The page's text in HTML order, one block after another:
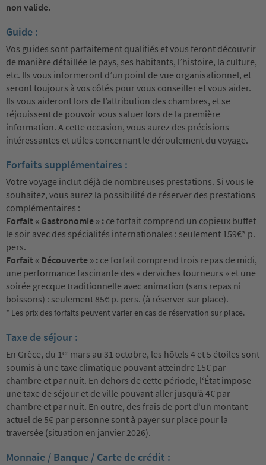
non valide.
Guide :
Vos guides sont parfaitement qualifiés et vous feront découvrir
de manière détaillée le pays, ses habitants, l’histoire, la culture,
etc. Ils vous informeront d’un point de vue organisationnel, et
seront toujours à vos côtés pour vous conseiller et vous aider.
Ils vous aideront lors de l’attribution des chambres, et se
réjouissent de pouvoir vous saluer lors de la première
information. A cette occasion, vous aurez des précisions
intéressantes et utiles concernant le déroulement du voyage.
Forfaits supplémentaires :
Votre voyage inclut déjà de nombreuses prestations. Si vous le
souhaitez, vous aurez la possibilité de réserver des prestations
complémentaires :
Forfait « Gastronomie » : ce forfait comprend un copieux buffet
le soir avec des spécialités internationales : seulement 159€* p.
pers.
Forfait « Découverte » : ce forfait comprend trois repas de midi,
une performance fascinante des « derviches tourneurs » et une
soirée grecque traditionnelle avec animation (sans repas ni
boissons) : seulement 85€ p. pers. (à réserver sur place).
* Les prix des forfaits peuvent varier en cas de réservation sur place.
Taxe de séjour :
En Grèce, du 1ᵉʳ mars au 31 octobre, les hôtels 4 et 5 étoiles sont
soumis à une taxe climatique pouvant atteindre 15€ par
chambre et par nuit. En dehors de cette période, l‘État impose
une taxe de séjour et de ville pouvant aller jusqu‘à 4€ par
chambre et par nuit. En outre, des frais de port d‘un montant
actuel de 5€ par personne sont à payer sur place pour la
traversée (situation en janvier 2026).
Monnaie / Banque / Carte de crédit :